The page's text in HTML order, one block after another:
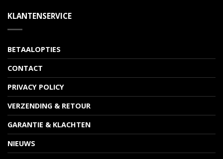
KLANTENSERVICE
BETAALOPTIES
CONTACT
PRIVACY POLICY
VERZENDING & RETOUR
GARANTIE & KLACHTEN
NIEUWS